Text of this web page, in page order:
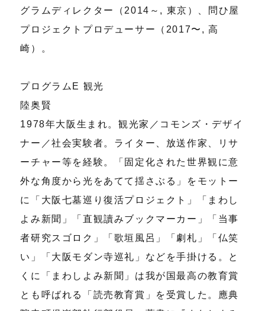
グラムディレクター（2014～, 東京）、問ひ屋
プロジェクトプロデューサー（2017〜, 高
崎）。
プログラムE 観光
陸奥賢
1978年大阪生まれ。観光家／コモンズ・デザイ
ナー／社会実験者。ライター、放送作家、リサ
ーチャー等を経験。「固定化された世界観に意
外な角度から光をあてて揺さぶる」をモットー
に「大阪七墓巡り復活プロジェクト」「まわし
よみ新聞」「直観讀みブックマーカー」「当事
者研究スゴロク」「歌垣風呂」「劇札」「仏笑
い」「大阪モダン寺巡礼」などを手掛ける。と
くに「まわしよみ新聞」は我が国最高の教育賞
とも呼ばれる「読売教育賞」を受賞した。應典